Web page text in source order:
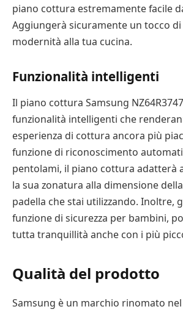
piano cottura estremamente facile
Aggiungerà sicuramente un tocco di
modernità alla tua cucina.
Funzionalità intelligenti
Il piano cottura Samsung
funzionalità intelligenti che
esperienza di cottura ancora più
funzione di riconoscimento
pentolami, il piano cottura adatterà
la sua zonatura alla dimensione
padella che stai utilizzando. Inoltre,
funzione di sicurezza per bambini,
tutta tranquillità anche con i più
Qualità del prodotto
Samsung è un marchio rinomato